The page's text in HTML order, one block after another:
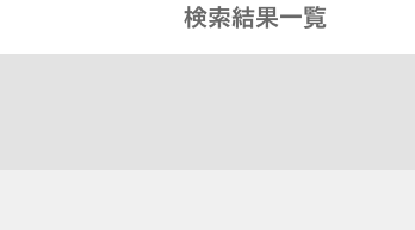
検索結果一覧